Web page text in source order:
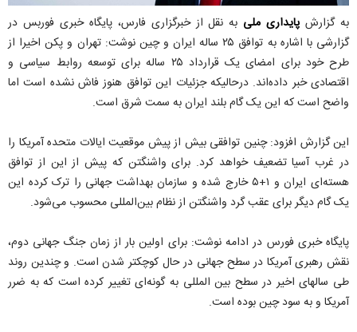
به گزارشپایداری ملی به نقل از خبرگزاری فارس، پایگاه خبری فوربس در
گزارشی با اشاره به توافق ۲۵ ساله ایران و چین نوشت: تهران و پکن اخیرا از
طرح خود برای امضای یک قرارداد ۲۵ ساله برای توسعه روابط سیاسی و
اقتصادی خبر داده‌اند. درحالیکه جزئیات این توافق هنوز فاش نشده است اما
واضح است که این یک گام بلند ایران به سمت شرق است.
این گزارش افزود: چنین توافقی بیش از پیش موقعیت ایالات متحده آمریکا را
در غرب آسیا تضعیف خواهد کرد. برای واشنگتن که پیش از این از توافق
هسته‌ای ایران و ۱+۵ خارج شده و سازمان بهداشت جهانی را ترک کرده این
یک گام دیگر برای عقب گرد واشنگتن از نظام بین‌المللی محسوب می‌شود.
پایگاه خبری فورس در ادامه نوشت: برای اولین بار از زمان جنگ جهانی دوم،
نقش رهبری آمریکا در سطح جهانی در حال کوچکتر شدن است. و چندین روند
طی سالهای اخیر در سطح بین المللی به گونه‌ای تغییر کرده است که به ضرر
آمریکا و به سود چین بوده است.